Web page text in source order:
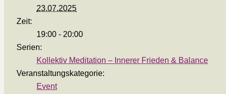
23.07.2025
Zeit:
19:00 - 20:00
Serien:
Kollektiv Meditation – Innerer Frieden & Balance
Veranstaltungskategorie:
Event